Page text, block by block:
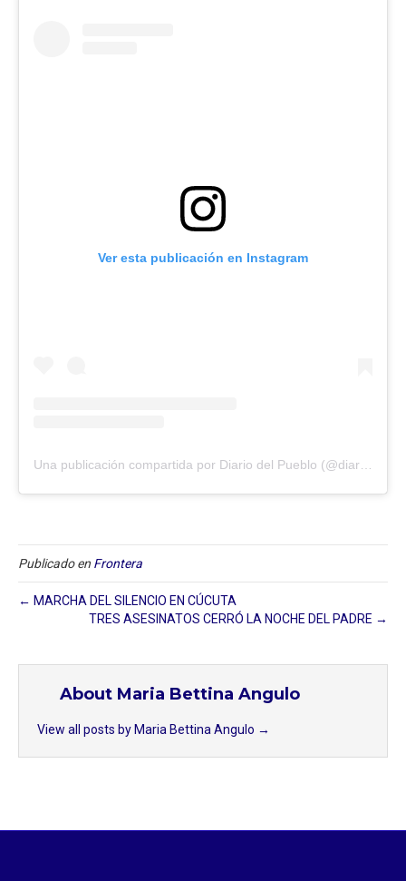
Ver esta publicación en Instagram
Publicado en Frontera
← MARCHA DEL SILENCIO EN CÚCUTA
TRES ASESINATOS CERRÓ LA NOCHE DEL PADRE →
About Maria Bettina Angulo
View all posts by Maria Bettina Angulo →